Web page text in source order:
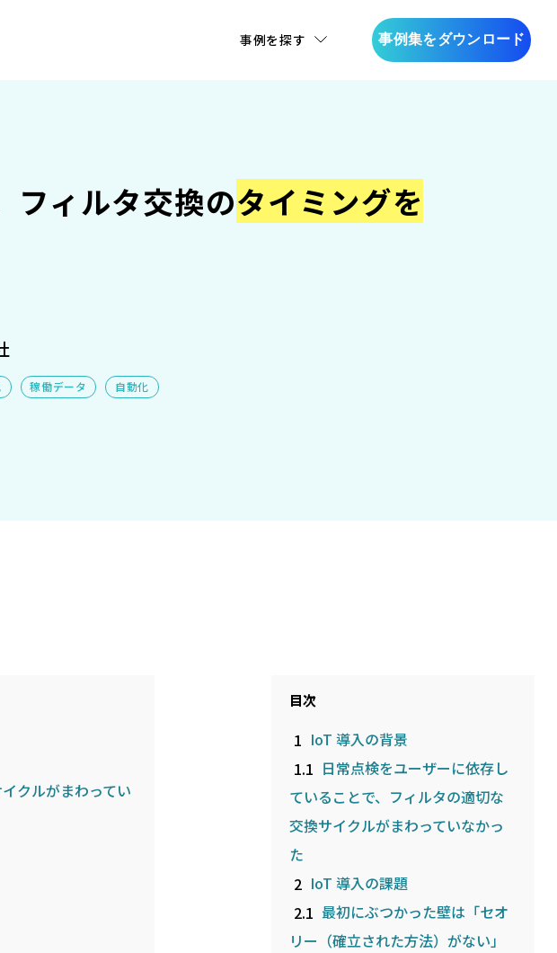
事例を探す 事例集をダウンロード
フィルタ交換のタイミングを
稼働データ 自動化
クルがまわってい
目次
1 IoT 導入の背景
1.1 日常点検をユーザーに依存し
ていることで、フィルタの適切な
交換サイクルがまわっていなかっ
た
2 IoT 導入の課題
2.1 最初にぶつかった壁は「セオ
リー（確立された方法）がない」